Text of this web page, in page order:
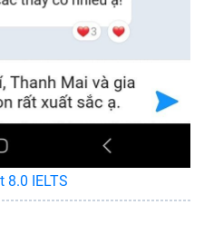
IELTS